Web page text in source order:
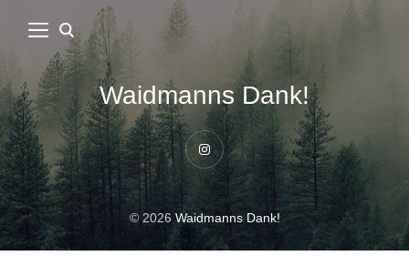
Waidmanns Dank!
Instagram
© 2026Waidmanns Dank!